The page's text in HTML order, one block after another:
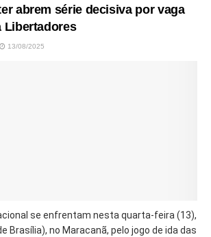
abrem série decisiva por vaga
Libertadores
13/08/2025
se enfrentam nesta quarta-feira (13),
Brasília), no Maracanã, pelo jogo de ida das